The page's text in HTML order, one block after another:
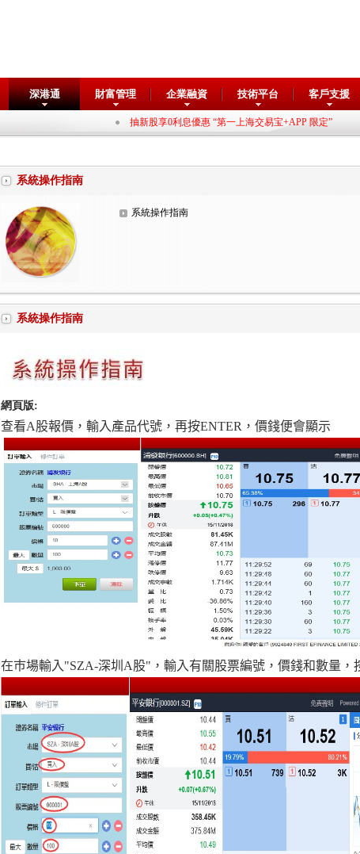
深港通 財富管理 企業融資 技術平台 客戶支援
抽新股享0利息優惠 “第一上海交易宝+APP 限定”
系統操作指南
系統操作指南
系統操作指南
網頁版:
查看A股報價，輸入產品代號，再按ENTER，價錢便會顯示
在巿場輸入"SZA-深圳A股"，輸入有關股票編號，價錢和數量，